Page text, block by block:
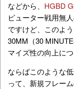
などから、 HGBD
ピューター戦用無
ですけど、このよ
30MM（30
マイズ性の向上に
ならばこのような
って、新規フレー